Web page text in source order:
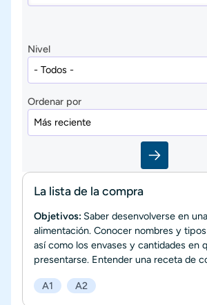
Nivel
Ordenar por
La lista de la compra
Objetivos: Saber desenvolverse en
alimentación. Conocer nombres y
así como los envases y cantidades en
presentarse. Entender una receta de
A1 A2